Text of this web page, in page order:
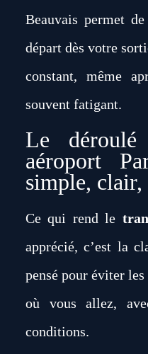
Beauvais permet
départ dès votre
constant, même
souvent fatigant.
Le déroulé
aéroport
simple, clair,
Ce qui rend le
apprécié, c’est la
pensé pour éviter
où vous allez,
conditions.